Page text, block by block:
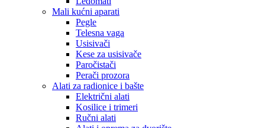
Mali kućni aparati
Pegle
Telesna vaga
Usisivači
Kese za usisivače
Paročistači
Perači prozora
Alati za radionice i bašte
Električni alati
Kosilice i trimeri
Ručni alati